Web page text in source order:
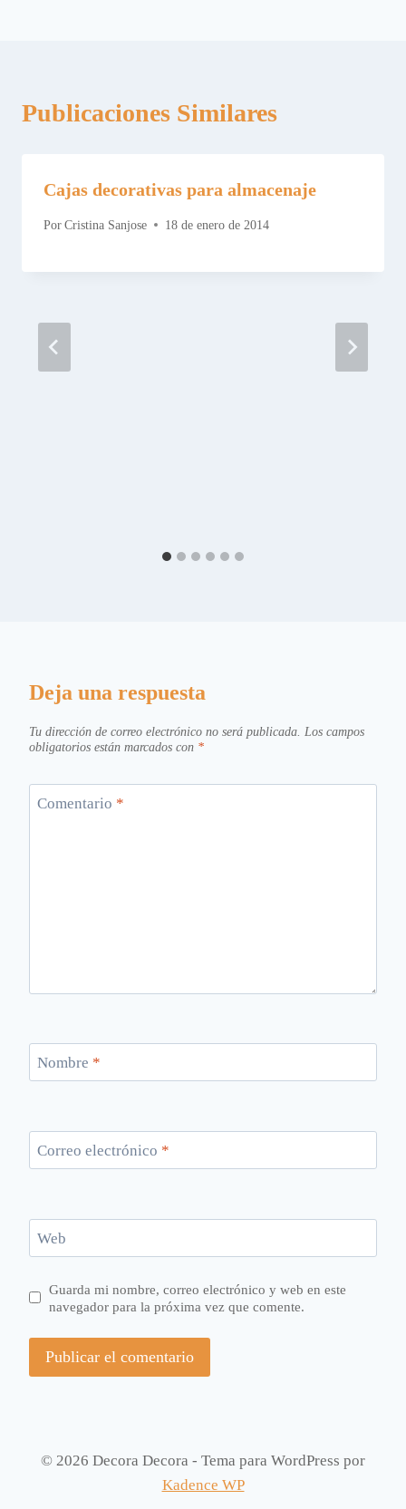
Publicaciones Similares
Cajas decorativas para almacenaje
Por Cristina Sanjose 18 de enero de 2014
Deja una respuesta
Tu dirección de correo electrónico no será publicada. Los campos
obligatorios están marcados con *
Comentario *
Nombre *
Correo electrónico *
Web
Guarda mi nombre, correo electrónico y web en este
navegador para la próxima vez que comente.
© 2026 Decora Decora - Tema para WordPress por
Kadence WP